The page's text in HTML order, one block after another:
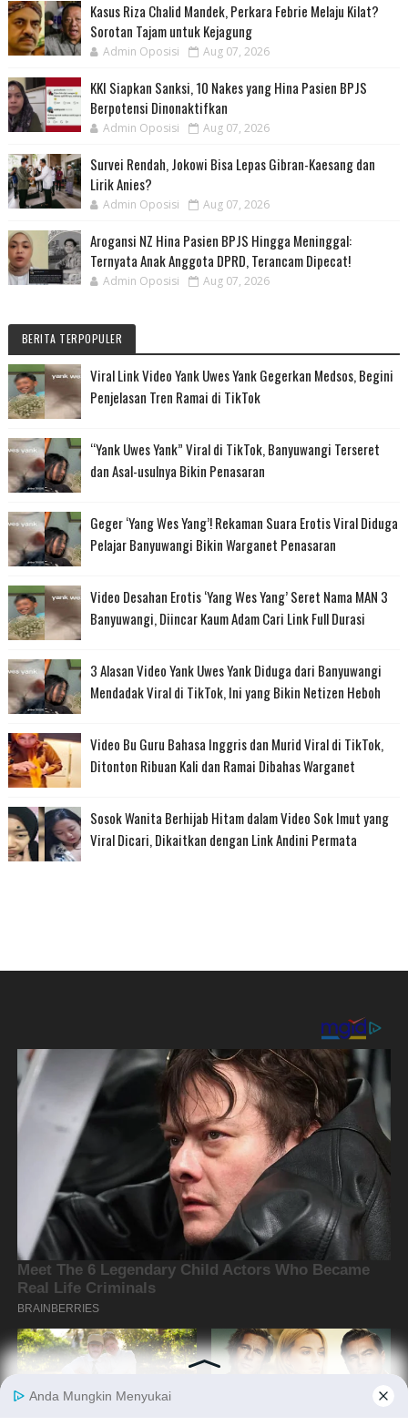
Kasus Riza Chalid Mandek, Perkara Febrie Melaju Kilat?
Sorotan Tajam untuk Kejagung
Admin Oposisi Aug 07, 2026
KKI Siapkan Sanksi, 10 Nakes yang Hina Pasien BPJS
Berpotensi Dinonaktifkan
Admin Oposisi Aug 07, 2026
Survei Rendah, Jokowi Bisa Lepas Gibran-Kaesang dan
Lirik Anies?
Admin Oposisi Aug 07, 2026
Arogansi NZ Hina Pasien BPJS Hingga Meninggal:
Ternyata Anak Anggota DPRD, Terancam Dipecat!
Admin Oposisi Aug 07, 2026
BERITA TERPOPULER
Viral Link Video Yank Uwes Yank Gegerkan Medsos, Begini
Penjelasan Tren Ramai di TikTok
“Yank Uwes Yank” Viral di TikTok, Banyuwangi Terseret
dan Asal-usulnya Bikin Penasaran
Geger ‘Yang Wes Yang’! Rekaman Suara Erotis Viral Diduga
Pelajar Banyuwangi Bikin Warganet Penasaran
Video Desahan Erotis ‘Yang Wes Yang’ Seret Nama MAN 3
Banyuwangi, Diincar Kaum Adam Cari Link Full Durasi
3 Alasan Video Yank Uwes Yank Diduga dari Banyuwangi
Mendadak Viral di TikTok, Ini yang Bikin Netizen Heboh
Video Bu Guru Bahasa Inggris dan Murid Viral di TikTok,
Ditonton Ribuan Kali dan Ramai Dibahas Warganet
Sosok Wanita Berhijab Hitam dalam Video Sok Imut yang
Viral Dicari, Dikaitkan dengan Link Andini Permata